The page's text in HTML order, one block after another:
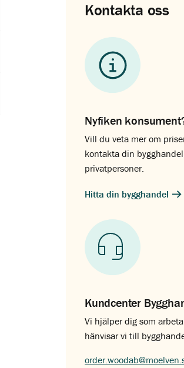
Kontakta oss
Nyfiken
Vill du veta mer om
kontakta din
privatpersoner.
Hitta din bygghandel
Kundcenter
Vi hjälper dig som
hänvisar vi till